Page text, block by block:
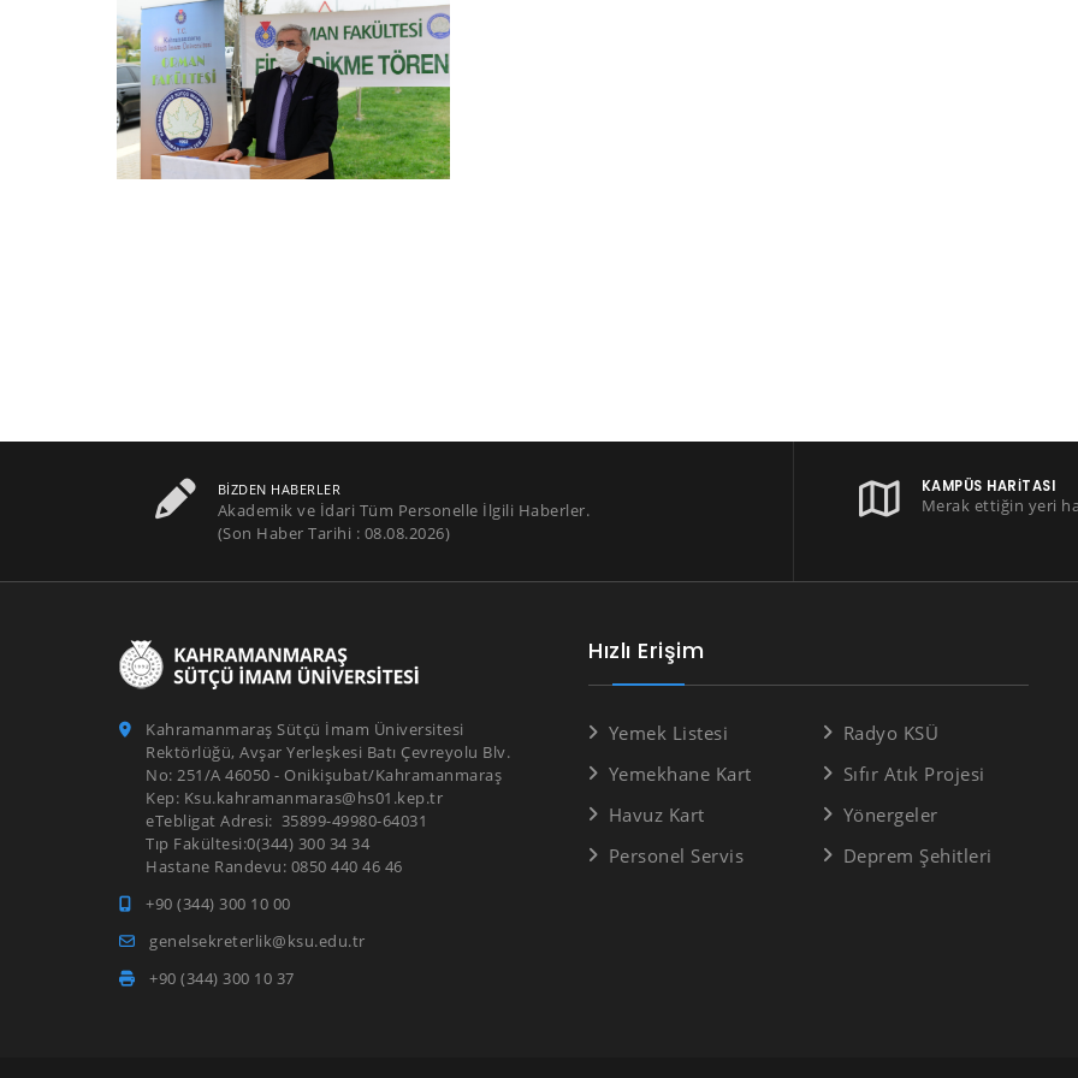
BIZDEN HABERLER
Akademik ve İdari Tüm Personelle İlgili Haberler.
(Son Haber Tarihi : 08.08.2026)
KAMPÜS HARITASI
Merak ettiğin yeri
Kahramanmaraş Sütçü İmam Üniversitesi
Rektörlüğü, Avşar Yerleşkesi Batı Çevreyolu Blv.
No: 251/A 46050 - Onikişubat/Kahramanmaraş
Kep: Ksu.kahramanmaras@hs01.kep.tr
eTebligat Adresi: 35899-49980-64031
Tıp Fakültesi:0(344) 300 34 34
Hastane Randevu: 0850 440 46 46
+90 (344) 300 10 00
genelsekreterlik@ksu.edu.tr
+90 (344) 300 10 37
Hızlı Erişim
Yemek Listesi
Yemekhane Kart
Havuz Kart
Personel Servis
Radyo KSÜ
Sıfır Atık Projesi
Yönergeler
Deprem Şehitleri